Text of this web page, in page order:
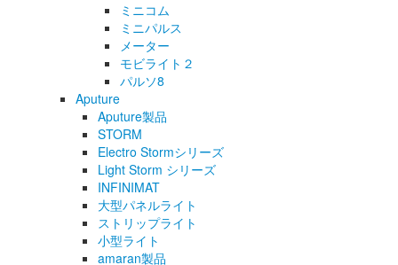
ミニコム
ミニパルス
メーター
モビライト２
パルソ8
Aputure
Aputure製品
STORM
Electro Stormシリーズ
Light Storm シリーズ
INFINIMAT
大型パネルライト
ストリップライト
小型ライト
amaran製品